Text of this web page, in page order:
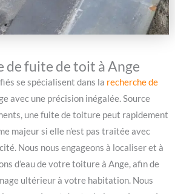
de fuite de toit à Ange
se spécialisent dans la recherche de
avec une précision inégalée. Source
une fuite de toiture peut rapidement
majeur si elle n’est pas traitée avec
Nous nous engageons à localiser et à
d’eau de votre toiture à Ange, afin de
ultérieur à votre habitation. Nous